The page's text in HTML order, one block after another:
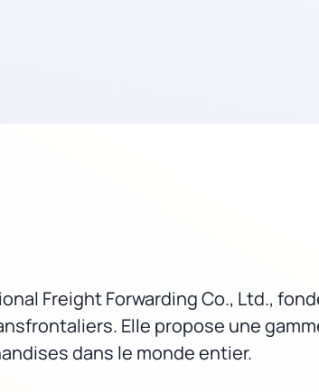
Freight Forwarding Co., Ltd.,
Elle propose une
dans le monde entier.